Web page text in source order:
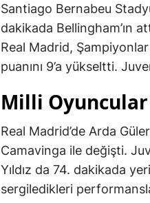
Santiago Bernabeu
dakikada Bellingham’ın
Real Madrid,
puanını 9’a yükseltti.
Milli Oyuncular
Real Madrid’de Arda
Camavinga ile değişti.
Yıldız da 74. dakikada
sergiledikleri